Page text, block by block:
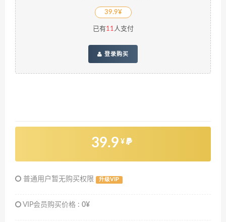
39.9¥
已有11人支付
登录购买
39.9 ¥
普通用户暂无购买权限 升级VIP
VIP会员购买价格 : 0¥